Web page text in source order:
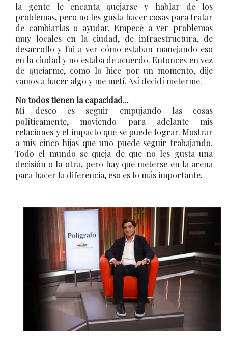
la gente le encanta quejarse y hablar de los
problemas, pero no les gusta hacer cosas para tratar
de cambiarlas o ayudar. Empecé a ver problemas
muy locales en la ciudad, de infraestructura, de
desarrollo y fui a ver cómo estaban manejando eso
en la ciudad y no estaba de acuerdo. Entonces en vez
de quejarme, como lo hice por un momento, dije
vamos a hacer algo y me metí. Así decidí meterme.
No todos tienen la capacidad...
Mi deseo es seguir empujando las cosas
políticamente, moviendo para adelante mis
relaciones y el impacto que se puede lograr. Mostrar
a mis cinco hijas que uno puede seguir trabajando.
Todo el mundo se queja de que no les gusta una
decisión o la otra, pero hay que meterse en la arena
para hacer la diferencia, eso es lo más importante.